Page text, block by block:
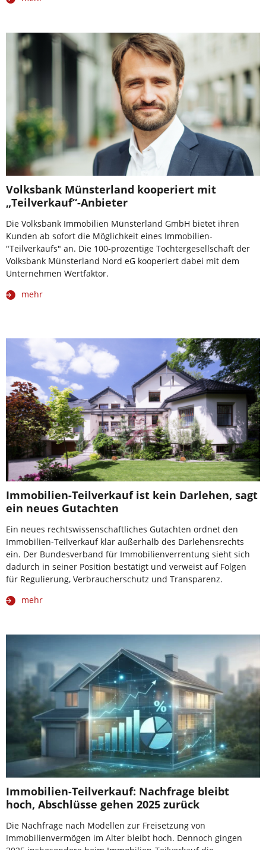
Volksbank Münsterland kooperiert mit
„Teilverkauf“-Anbieter
Die Volksbank Immobilien Münsterland GmbH bietet ihren
Kunden ab sofort die Möglichkeit eines Immobilien-
"Teilverkaufs" an. Die 100-prozentige Tochtergesellschaft der
Volksbank Münsterland Nord eG kooperiert dabei mit dem
Unternehmen Wertfaktor.
mehr
Immobilien-Teilverkauf ist kein Darlehen, sagt
ein neues Gutachten
Ein neues rechtswissenschaftliches Gutachten ordnet den
Immobilien-Teilverkauf klar außerhalb des Darlehensrechts
ein. Der Bundesverband für Immobilienverrentung sieht sich
dadurch in seiner Position bestätigt und verweist auf Folgen
für Regulierung, Verbraucherschutz und Transparenz.
mehr
Immobilien-Teilverkauf: Nachfrage bleibt
hoch, Abschlüsse gehen 2025 zurück
Die Nachfrage nach Modellen zur Freisetzung von
Immobilienvermögen im Alter bleibt hoch. Dennoch gingen